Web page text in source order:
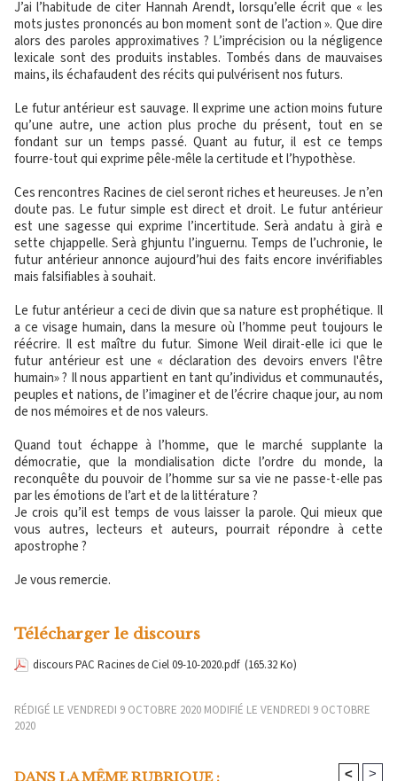
J’ai l’habitude de citer Hannah Arendt, lorsqu’elle écrit que « les
mots justes prononcés au bon moment sont de l’action ». Que dire
alors des paroles approximatives ? L’imprécision ou la négligence
lexicale sont des produits instables. Tombés dans de mauvaises
mains, ils échafaudent des récits qui pulvérisent nos futurs.
Le futur antérieur est sauvage. Il exprime une action moins future
qu’une autre, une action plus proche du présent, tout en se
fondant sur un temps passé. Quant au futur, il est ce temps
fourre-tout qui exprime pêle-mêle la certitude et l’hypothèse.
Ces rencontres Racines de ciel seront riches et heureuses. Je n’en
doute pas. Le futur simple est direct et droit. Le futur antérieur
est une sagesse qui exprime l’incertitude. Serà andatu à girà e
sette chjappelle. Serà ghjuntu l’inguernu. Temps de l’uchronie, le
futur antérieur annonce aujourd’hui des faits encore invérifiables
mais falsifiables à souhait.
Le futur antérieur a ceci de divin que sa nature est prophétique. Il
a ce visage humain, dans la mesure où l’homme peut toujours le
réécrire. Il est maître du futur. Simone Weil dirait-elle ici que le
futur antérieur est une « déclaration des devoirs envers l'être
humain» ? Il nous appartient en tant qu’individus et communautés,
peuples et nations, de l’imaginer et de l’écrire chaque jour, au nom
de nos mémoires et de nos valeurs.
Quand tout échappe à l’homme, que le marché supplante la
démocratie, que la mondialisation dicte l’ordre du monde, la
reconquête du pouvoir de l’homme sur sa vie ne passe-t-elle pas
par les émotions de l’art et de la littérature ?
Je crois qu’il est temps de vous laisser la parole. Qui mieux que
vous autres, lecteurs et auteurs, pourrait répondre à cette
apostrophe ?
Je vous remercie.
Télécharger le discours
discours PAC Racines de Ciel 09-10-2020.pdf (165.32 Ko)
RÉDIGÉ LE VENDREDI 9 OCTOBRE 2020 MODIFIÉ LE VENDREDI 9 OCTOBRE
2020
DANS LA MÊME RUBRIQUE : < >